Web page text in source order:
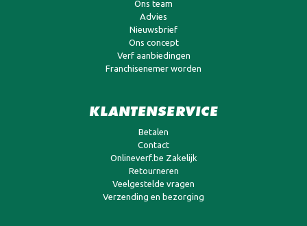
Ons team
Advies
Nieuwsbrief
Ons concept
Verf aanbiedingen
Franchisenemer worden
KLANTENSERVICE
Betalen
Contact
Onlineverf.be Zakelijk
Retourneren
Veelgestelde vragen
Verzending en bezorging